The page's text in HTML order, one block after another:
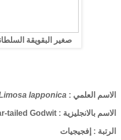
صغير البقويقة
الاسم العلمي : lapponica
الاسم بالانجليزية : Bar-tailed Godwit
الرتبة : إفجيجيات